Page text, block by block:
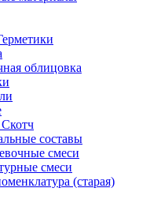
облицовка
составы
смеси
смеси
(старая)